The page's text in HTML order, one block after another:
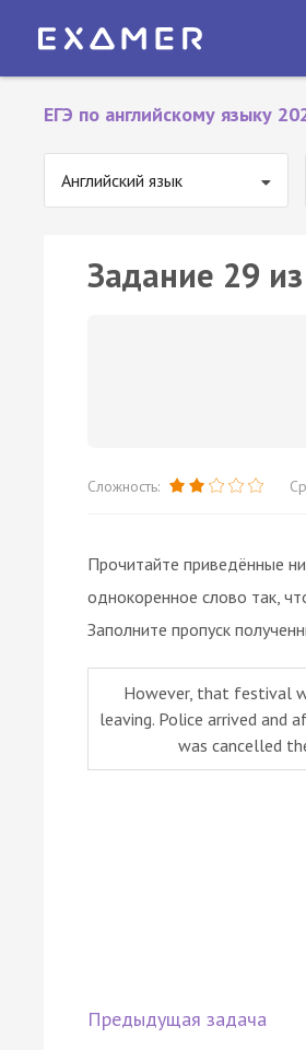
ЕГЭ по английскому языку
Английский язык
Задание 29
Сложность:
Прочитайте приведённые
однокоренное слово так,
Заполните пропуск
However, that festival
leaving. Police arrived
was cancelled
Предыдущая задача